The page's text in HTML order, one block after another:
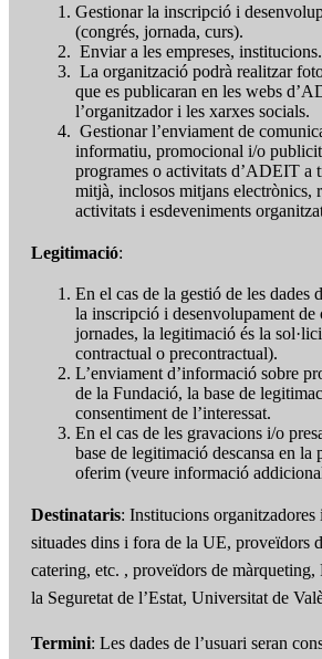
Gestionar la inscripció i
(congrés, jornada, curs).
Enviar a les empreses, institucions.
La organització podrà realitzar
que es publicaran en les webs
l’organitzador i les xarxes socials.
Gestionar l’enviament de
informatiu, promocional i/o
programes o activitats d’ADEIT a
mitjà, inclosos mitjans electrònics,
activitats i esdeveniments
Legitimació:
En el cas de la gestió de les dades
la inscripció i desenvolupament de
jornades, la legitimació és la
contractual o precontractual).
L’enviament d’informació sobre
de la Fundació, la base de
consentiment de l’interessat.
En el cas de les gravacions i/o
base de legitimació descansa en la
oferim (veure informació
Destinataris: Institucions organitzadores
situades dins i fora de la UE, proveïdors
catering, etc. , proveïdors de màrqueting,
la Seguretat de l’Estat, Universitat de
Termini: Les dades de l’usuari seran